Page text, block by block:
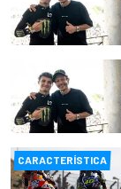
CARACTERÍSTICA